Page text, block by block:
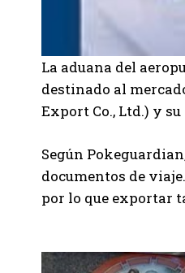
La aduana del
destinado al
Export Co., Ltd.) y
Según
documentos de
por lo que exportar